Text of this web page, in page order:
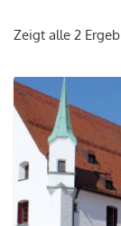
Zeigt alle 2